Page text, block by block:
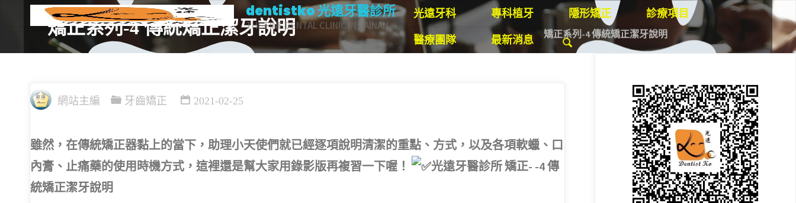
content
dentistko 光遠牙醫診所
THE FINE DENTAL CLINIC IN TAINAN
光遠牙科 專科植牙 隱形矯正 診療項目
醫療團隊 最新消息
矯正系列-4 傳統矯正潔牙說明 矯正系列-4 傳統矯正潔牙說明
網站主編 牙齒矯正 2021-02-25
雖然，在傳統矯正器黏上的當下，助理小天使們就已經逐項說明清潔的重點、方式，以及各項軟蠟、口
內膏、止痛藥的使用時機方式，這裡還是幫大家用錄影版再複習一下喔！
光遠牙醫診所 矯正- -4 傳
統矯正潔牙說明